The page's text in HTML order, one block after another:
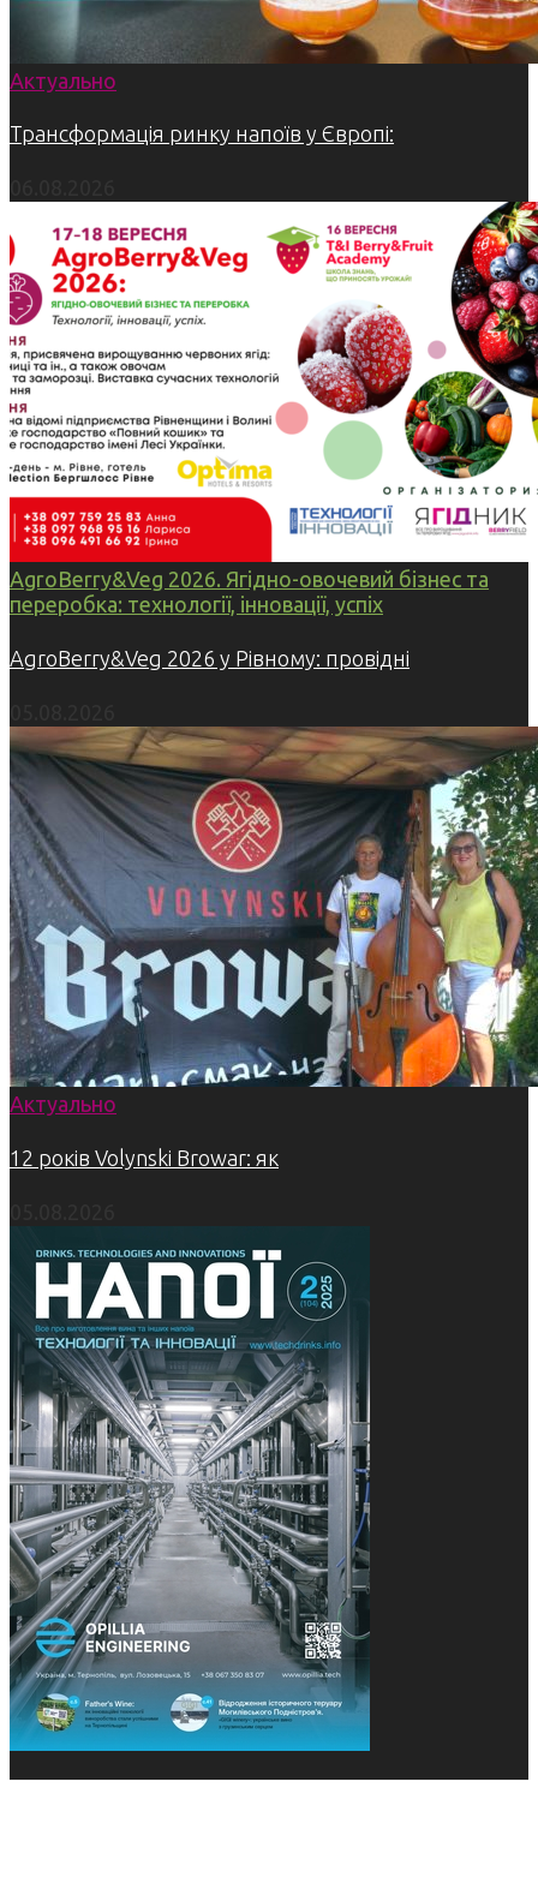
Актуально
Трансформація ринку напоїв у Європі:
AgroBerry&Veg 2026. Ягідно-овочевий бізнес та
переробка: технології, інновації, успіх
AgroBerry&Veg 2026 у Рівному: провідні
Актуально
12 років Volynski Browar: як